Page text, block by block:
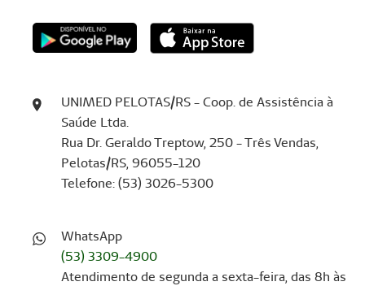
UNIMED PELOTAS/RS - Coop. de Assistência à
Saúde Ltda.
Rua Dr. Geraldo Treptow, 250 - Três Vendas,
Pelotas/RS, 96055-120
Telefone: (53) 3026-5300
WhatsApp
(53) 3309-4900
Atendimento de segunda a sexta-feira, das 8h às